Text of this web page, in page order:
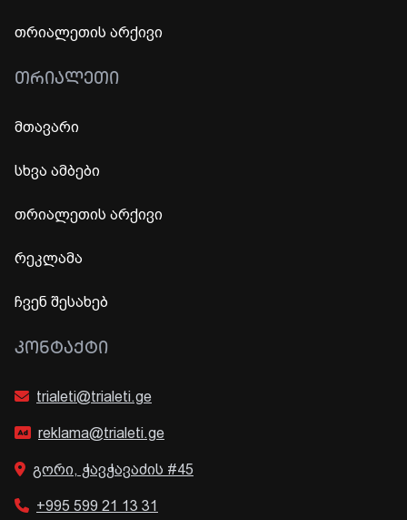
თრიალეთის არქივი
ᲗᲠᲘᲐᲚᲔᲗᲘ
მთავარი
სხვა ამბები
თრიალეთის არქივი
რეკლამა
ჩვენ შესახებ
ᲙᲝᲜᲢᲐᲥᲢᲘ
trialeti@trialeti.ge
reklama@trialeti.ge
გორი, ჭავჭავაძის #45
+995 599 21 13 31